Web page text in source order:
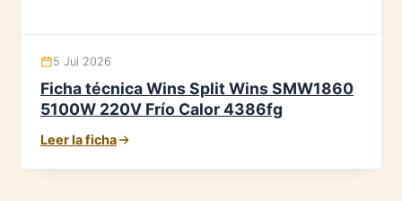
5 Jul 2026
Ficha técnica Wins Split Wins SMW1860
5100W 220V Frío Calor 4386fg
Leer la ficha